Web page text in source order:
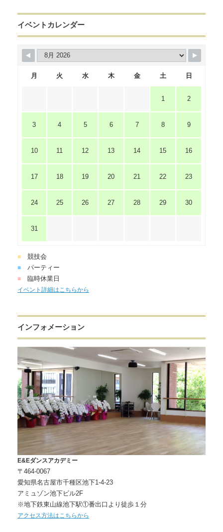
イベントカレンダー
月 火 水 木 金 土 日
1 2
3 4 5 6 7 8 9
10 11 12 13 14 15 16
17 18 19 20 21 22 23
24 25 26 27 28 29 30
31
■ 競技会
■ パーティー
■ 臨時休業日
イベント詳細はこちらから
インフォメーション
E&Eダンスアカデミー
〒464-0067
愛知県名古屋市千種区池下1-4-23
アミュゾン池下ビル2F
※地下鉄東山線池下駅①番出口より徒歩１分
アクセス方法はこちらから